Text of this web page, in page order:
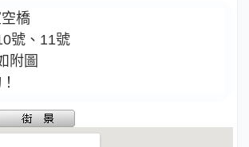
橋
號、11號
附圖